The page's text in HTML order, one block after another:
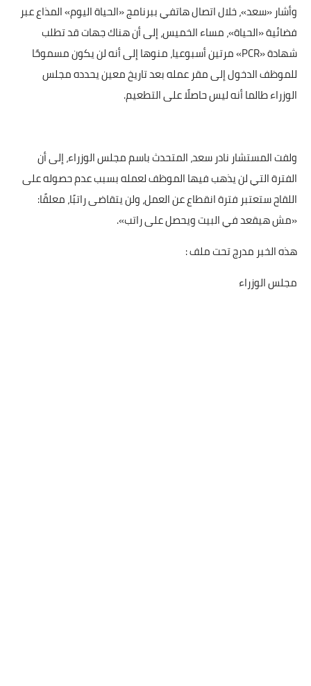
وأشار «سعد»، خلال اتصال هاتفي ببرنامج «الحياة اليوم» المذاع عبر
فضائية «الحياة»، مساء الخميس، إلى أن هناك جهات قد تطلب
شهادة «PCR» مرتين أسبوعيا، منوها إلى أنه لن يكون مسموحًا
للموظف الدخول إلى مقر عمله بعد تاريخ معين يحدده مجلس
الوزراء طالما أنه ليس حاصلًا على التطعيم.
ولفت المستشار نادر سعد، المتحدث باسم مجلس الوزراء، إلى أن
الفترة التي لن يذهب فيها الموظف لعمله بسبب عدم حصوله على
اللقاح ستعتبر فترة انقطاع عن العمل، ولن يتقاضى راتبًا، معلقًا:
«مش هيقعد في البيت ويحصل على راتب».
هذه الخبر مدرج تحت ملف :
مجلس الوزراء